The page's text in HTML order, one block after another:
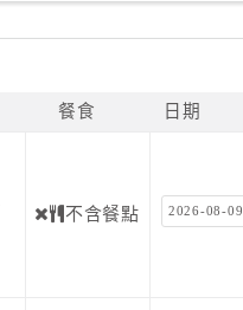
餐食 日期
不含餐點 2026-08-09